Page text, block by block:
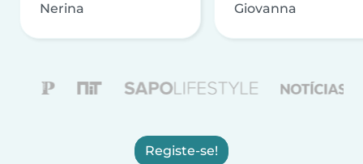
Nerina Giovanna
Registe-se!